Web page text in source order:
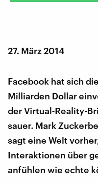
27. März 2014
Facebook hat sich
Milliarden Dollar
der Virtual-Reality-
sauer. Mark
sagt eine Welt
Interaktionen über
anfühlen wie echte